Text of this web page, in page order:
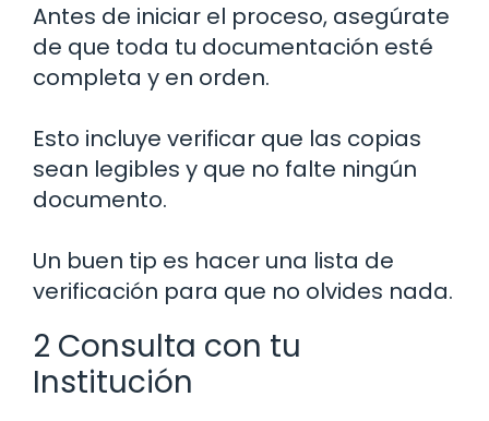
Antes de iniciar el proceso, asegúrate
de que toda tu documentación esté
completa y en orden.
Esto incluye verificar que las copias
sean legibles y que no falte ningún
documento.
Un buen tip es hacer una lista de
verificación para que no olvides nada.
2 Consulta con tu
Institución